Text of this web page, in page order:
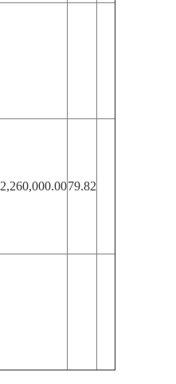
2,260,000.0079.82